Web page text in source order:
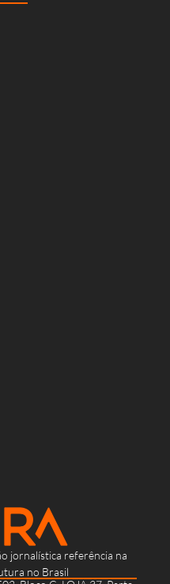
jornalística referência na
no Brasil